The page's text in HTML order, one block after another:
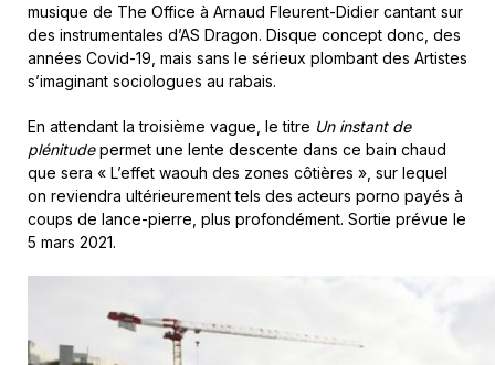
musique de The Office à Arnaud Fleurent-Didier cantant sur
des instrumentales d’AS Dragon. Disque concept donc, des
années Covid-19, mais sans le sérieux plombant des Artistes
s’imaginant sociologues au rabais.
En attendant la troisième vague, le titre Un instant de
plénitudepermet une lente descente dans ce bain chaud
que sera « L’effet waouh des zones côtières », sur lequel
on reviendra ultérieurement tels des acteurs porno payés à
coups de lance-pierre, plus profondément. Sortie prévue le
5 mars 2021.